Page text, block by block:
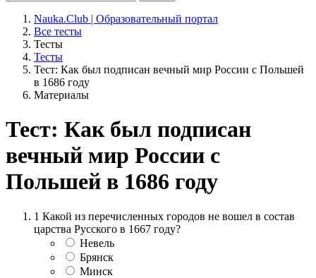
Nauka.Club | Образовательный портал
Все тесты
Тесты
Тесты
Тест: Как был подписан вечный мир России с Польшей
в 1686 году
Материалы
Тест: Как был подписан
вечный мир России с
Польшей в 1686 году
1 Какой из перечисленных городов не вошел в состав
царства Русского в 1667 году?
Невель
Брянск
Минск